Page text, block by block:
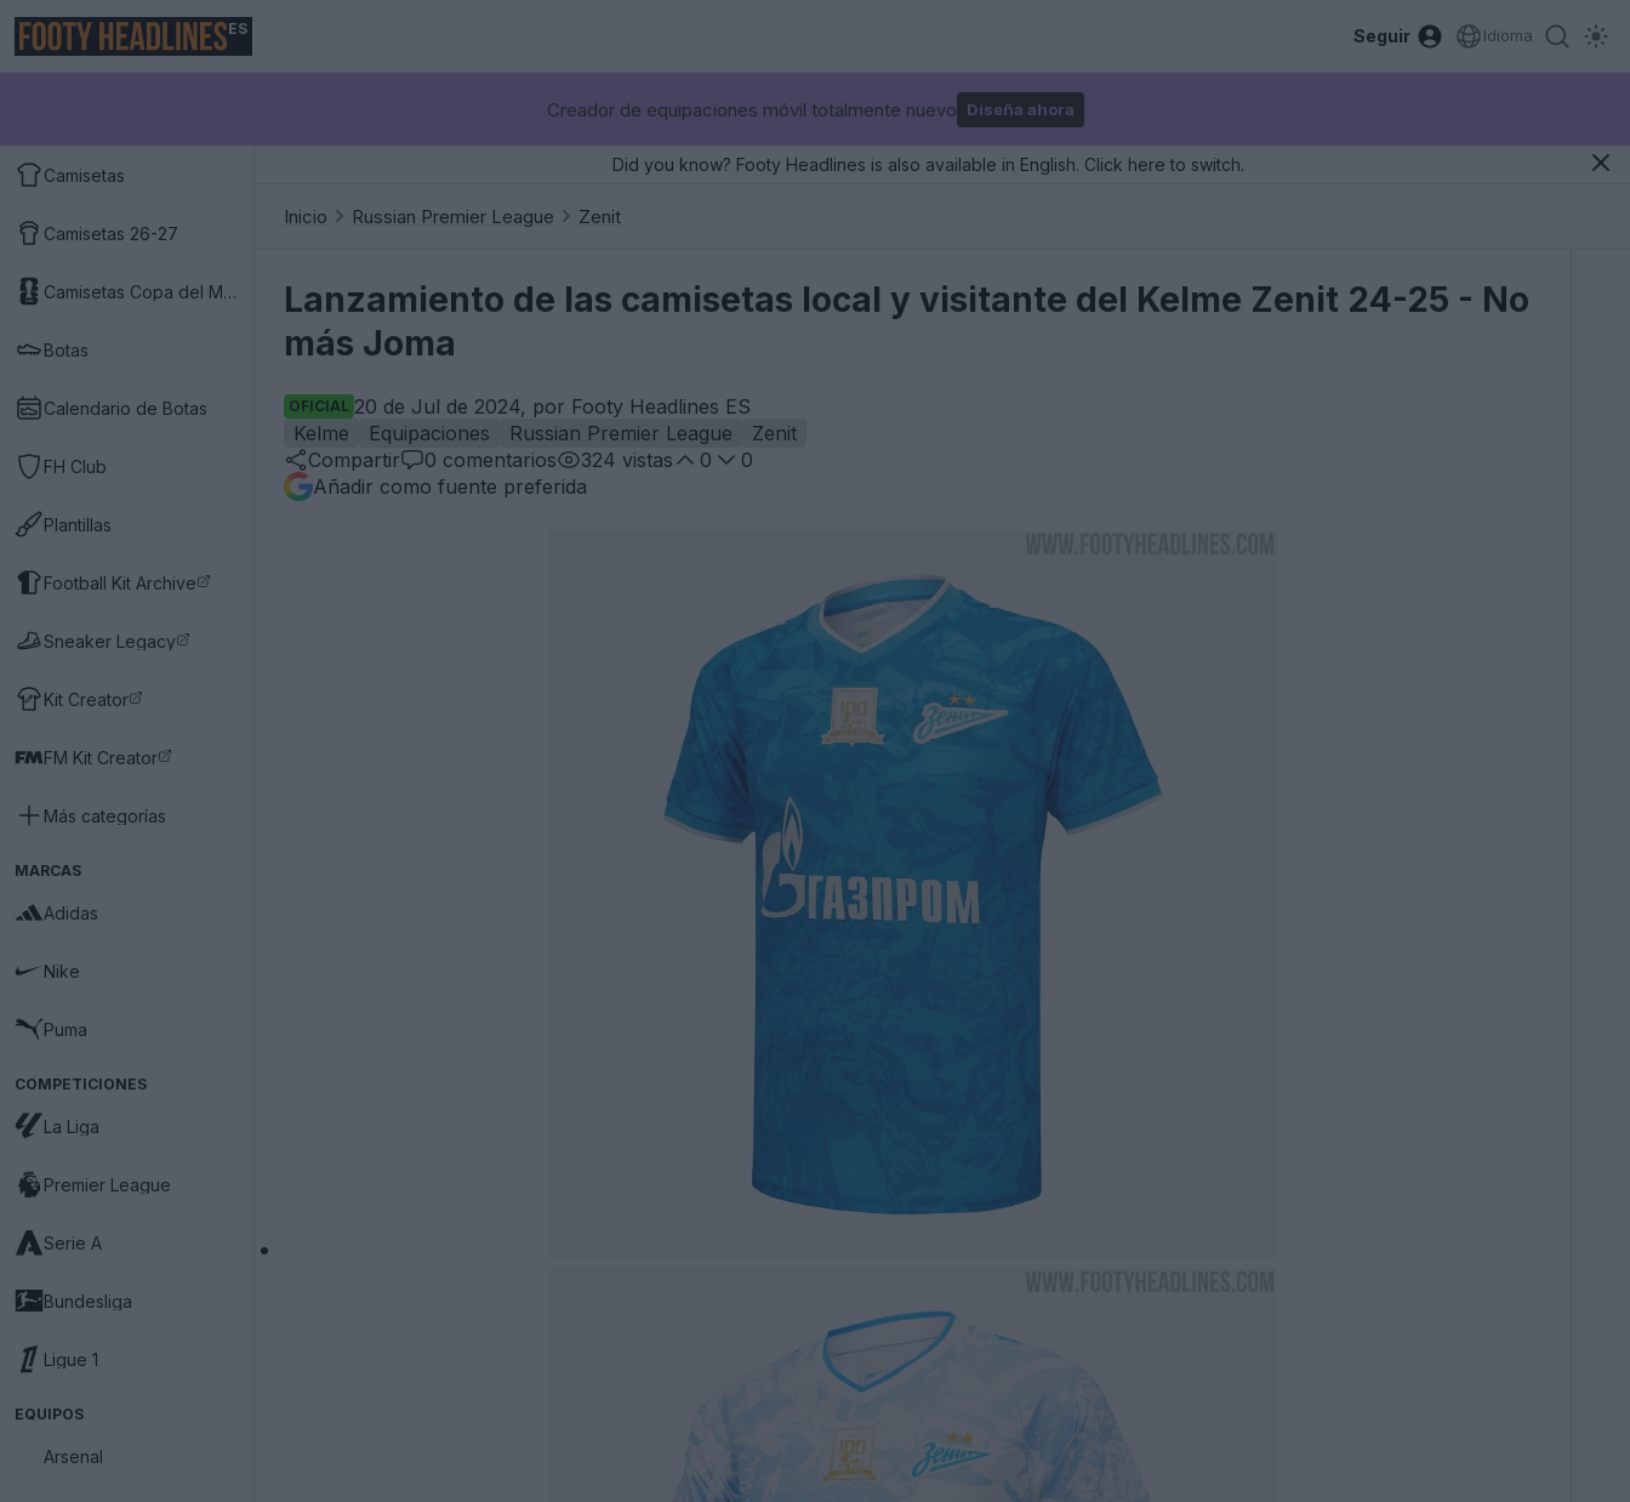
ES Seguir Idioma
Creador de equipaciones móvil totalmente nuevo Diseña ahora
Camisetas
Camisetas 26-27
Camisetas Copa del Mundo 2026
Botas
Calendario de Botas
FH Club
Plantillas
Football Kit Archive
Sneaker Legacy
Kit Creator
FM Kit Creator
Más categorías
MARCAS
Adidas
Nike
Puma
COMPETICIONES
La Liga
Premier League
Serie A
Bundesliga
Ligue 1
EQUIPOS
Arsenal
Did you know? Footy Headlines is also available in English. Click here to switch.
Inicio Russian Premier League Zenit
Lanzamiento de las camisetas local y visitante del Kelme Zenit 24-25 - No
más Joma
OFICIAL 20 de Jul de 2024, por Footy Headlines ES
Kelme
Equipaciones Russian Premier League
Zenit
Compartir
0 comentarios 324 vistas 0
0
Añadir como fuente preferida